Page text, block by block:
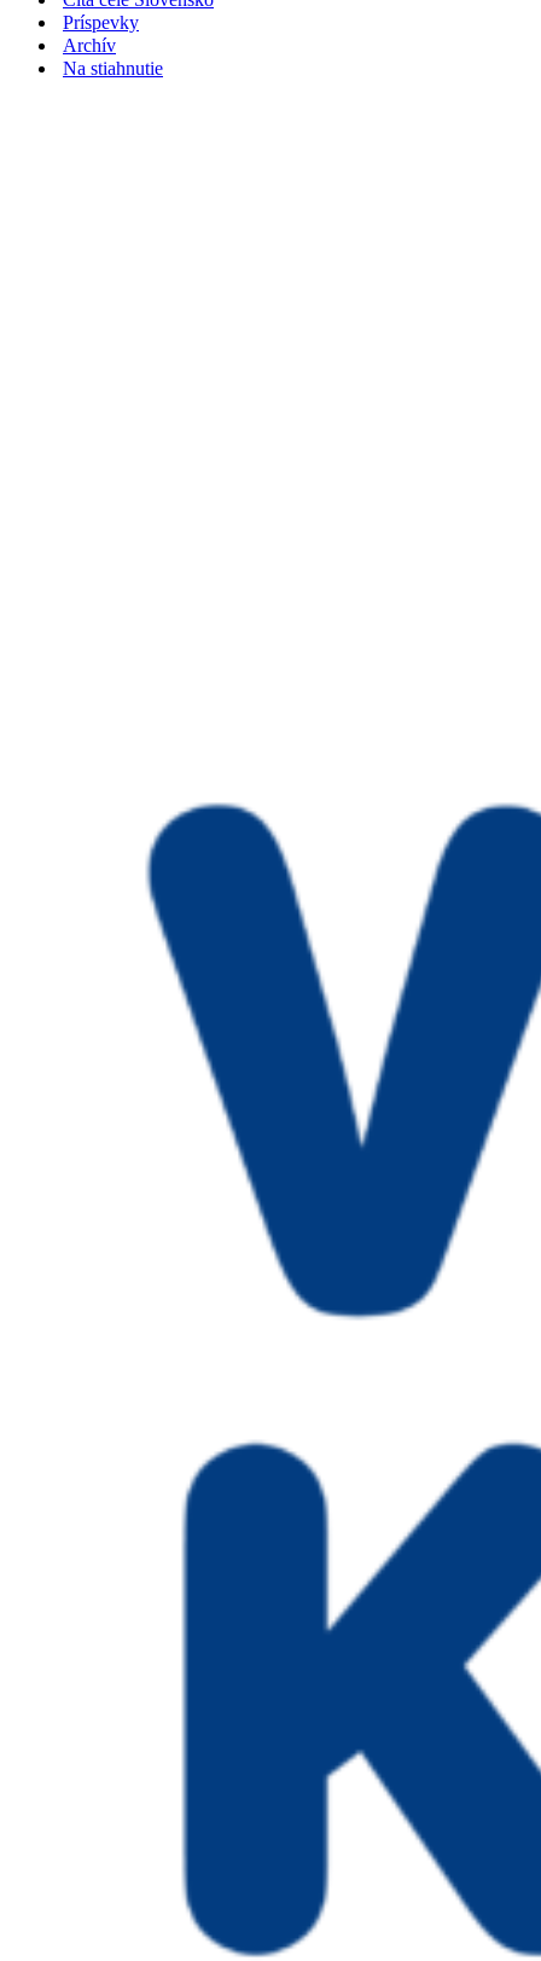
Príspevky
Archív
Na stiahnutie